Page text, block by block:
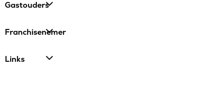
Gastouders
Franchisenemer
Links